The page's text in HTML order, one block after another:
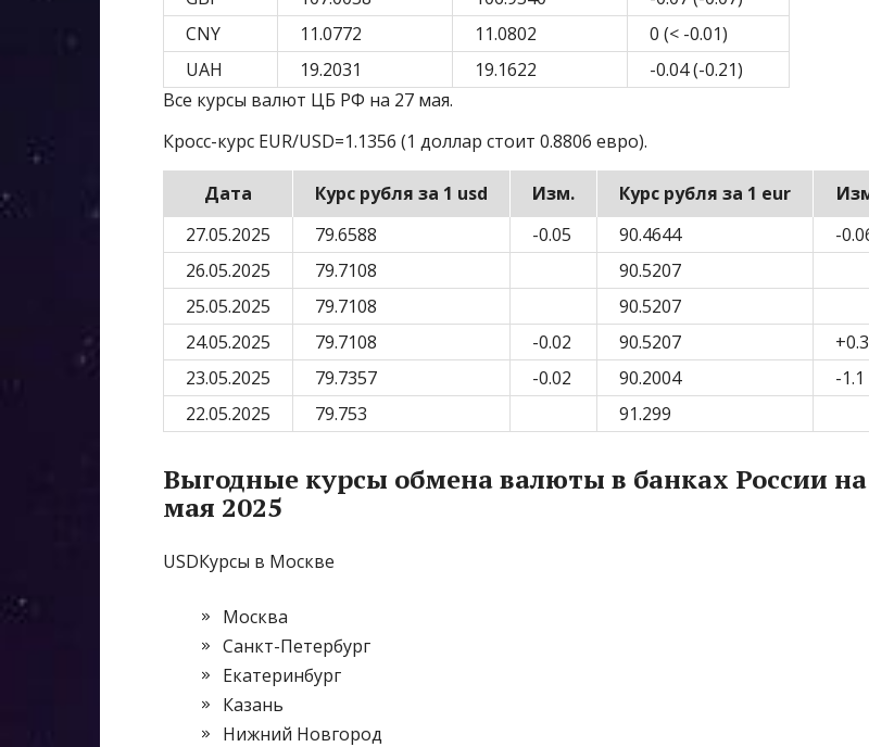
CNY
11.0772 11.0802
0 (< -0.01)
UAH
19.2031 19.1622
-0.04 (-0.21)
Все курсы валют ЦБ РФ на 27 мая.
Кросс-курс EUR/USD=1.1356 (1 доллар стоит 0.8806 евро).
Дата Курс рубля за 1 usd Изм. Курс рубля за 1 eur
27.05.2025
79.6588 -0.05 90.4644
-
26.05.2025
79.7108
90.5207
25.05.2025
79.7108
90.5207
24.05.2025
79.7108 -0.02 90.5207
23.05.2025
79.7357 -0.02 90.2004
-1.1
22.05.2025
79.753 91.299
Выгодные курсы обмена валюты в банках России на
мая 2025
USDКурсы в Москве
Москва
Санкт-Петербург
Екатеринбург
Казань
Нижний Новгород